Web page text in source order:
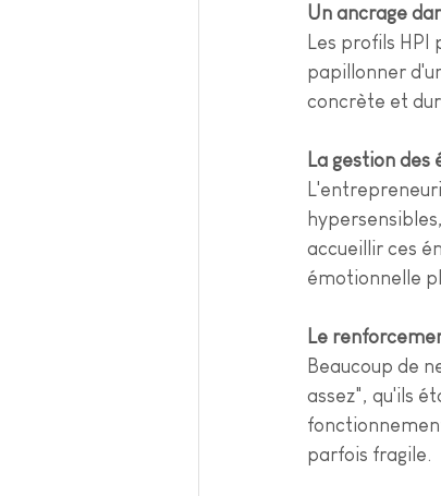
Un ancrage
Les profils
papillonner
concrète et
La gestion des
accueillir ces
émotionnelle
Le
Beaucoup de
assez", qu'ils
parfois fragile.